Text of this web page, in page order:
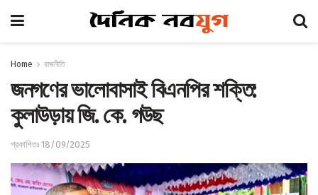
Home রাজনীতি
জনগণের ভালোবাসাই বিএনপির শক্তি:
কুলাউড়ায় জি. কে. গউছ
প্রকাশিতঃ 18/09/2025